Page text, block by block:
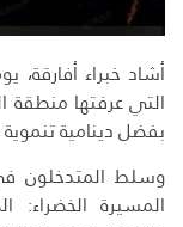
أشاد خبراء
التي عرفتها منطقة
بفضل دينامية
وسلط
المسيرة الخضراء: